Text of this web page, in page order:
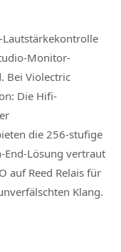
Lautstärkekontrolle
Monitor-
Bei Violectric
Die Hifi-
die 256-stufige
End-Lösung vertraut
auf Reed Relais für
Klang.